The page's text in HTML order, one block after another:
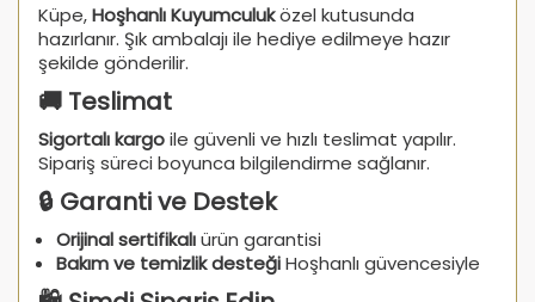
Küpe,Hoşhanlı Kuyumculuközel kutusunda
hazırlanır. Şık ambalajı ile hediye edilmeye hazır
şekilde gönderilir.
🚚 Teslimat
Sigortalı kargoile güvenli ve hızlı teslimat yapılır.
Sipariş süreci boyunca bilgilendirme sağlanır.
🔒 Garanti ve Destek
Orijinal sertifikalıürün garantisi
Bakım ve temizlik desteğiHoşhanlı güvencesiyle